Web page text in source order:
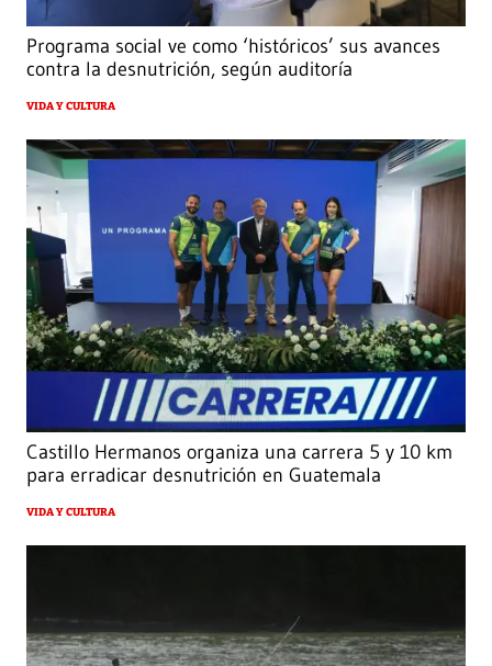
Programa social ve como ‘históricos’ sus avances
contra la desnutrición, según auditoría
VIDA Y CULTURA
Castillo Hermanos organiza una carrera 5 y 10 km
para erradicar desnutrición en Guatemala
VIDA Y CULTURA